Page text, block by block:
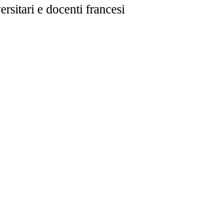
e docenti francesi